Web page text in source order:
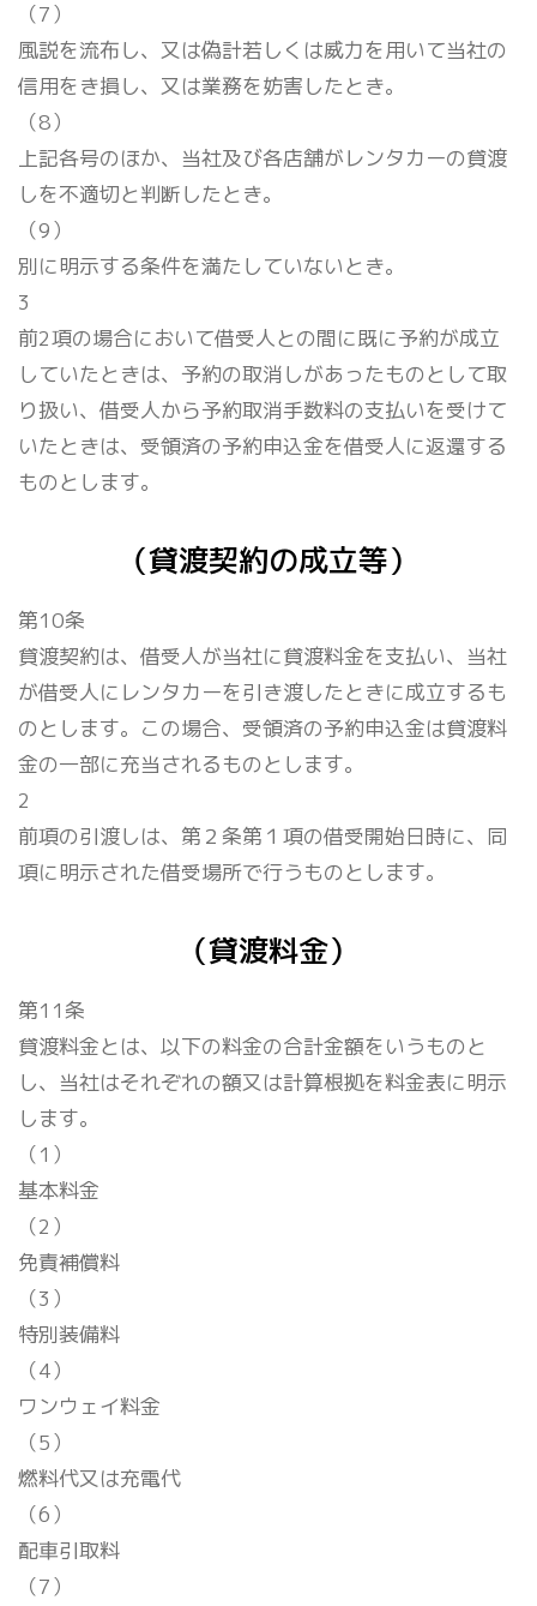
お客様の声
Q&A
お問い合わせ
（7）
風説を流布し、又は偽計若しくは威力を用いて当社の
信用をき損し、又は業務を妨害したとき。
（8）
上記各号のほか、当社及び各店舗がレンタカーの貸渡
しを不適切と判断したとき。
（9）
別に明示する条件を満たしていないとき。
3
前2項の場合において借受人との間に既に予約が成立
していたときは、予約の取消しがあったものとして取
り扱い、借受人から予約取消手数料の支払いを受けて
いたときは、受領済の予約申込金を借受人に返還する
ものとします。
（貸渡契約の成立等）
第10条
貸渡契約は、借受人が当社に貸渡料金を支払い、当社
が借受人にレンタカーを引き渡したときに成立するも
のとします。この場合、受領済の予約申込金は貸渡料
金の一部に充当されるものとします。
2
前項の引渡しは、第２条第１項の借受開始日時に、同
項に明示された借受場所で行うものとします。
（貸渡料金）
第11条
貸渡料金とは、以下の料金の合計金額をいうものと
し、当社はそれぞれの額又は計算根拠を料金表に明示
します。
（1）
基本料金
（2）
免責補償料
（3）
特別装備料
（4）
ワンウェイ料金
（5）
燃料代又は充電代
（6）
配車引取料
（7）